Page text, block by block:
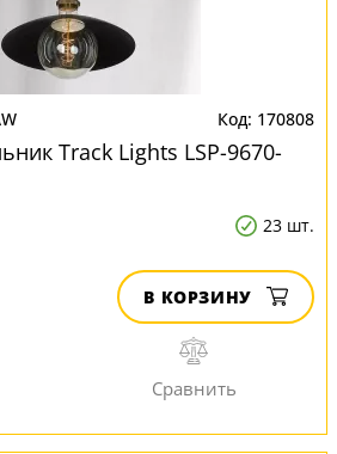
170808
Track Lights LSP-9670-
23 шт.
В КОРЗИНУ